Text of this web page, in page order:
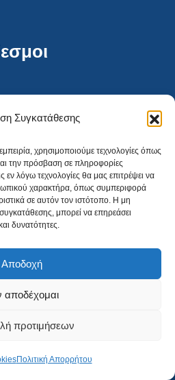
Συγκατάθεσης
χρησιμοποιούμε τεχνολογίες όπως
την πρόσβαση σε πληροφορίες
λόγω τεχνολογίες θα μας επιτρέψει να
χαρακτήρα, όπως συμπεριφορά
σε αυτόν τον ιστότοπο. Η μη
μπορεί να επηρεάσει
δυνατότητες.
Αποδοχή
αποδέχομαι
προτιμήσεων
Πολιτική Απορρήτου